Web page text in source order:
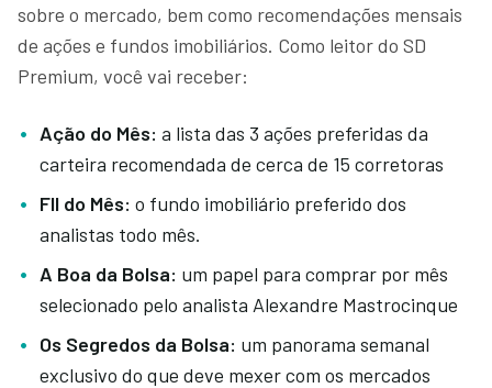
sobre o mercado, bem como recomendações mensais
de ações e fundos imobiliários. Como leitor do SD
Premium, você vai receber:
Ação do Mês: a lista das 3 ações preferidas da
carteira recomendada de cerca de 15 corretoras
FII do Mês: o fundo imobiliário preferido dos
analistas todo mês.
A Boa da Bolsa: um papel para comprar por mês
selecionado pelo analista Alexandre Mastrocinque
Os Segredos da Bolsa: um panorama semanal
exclusivo do que deve mexer com os mercados